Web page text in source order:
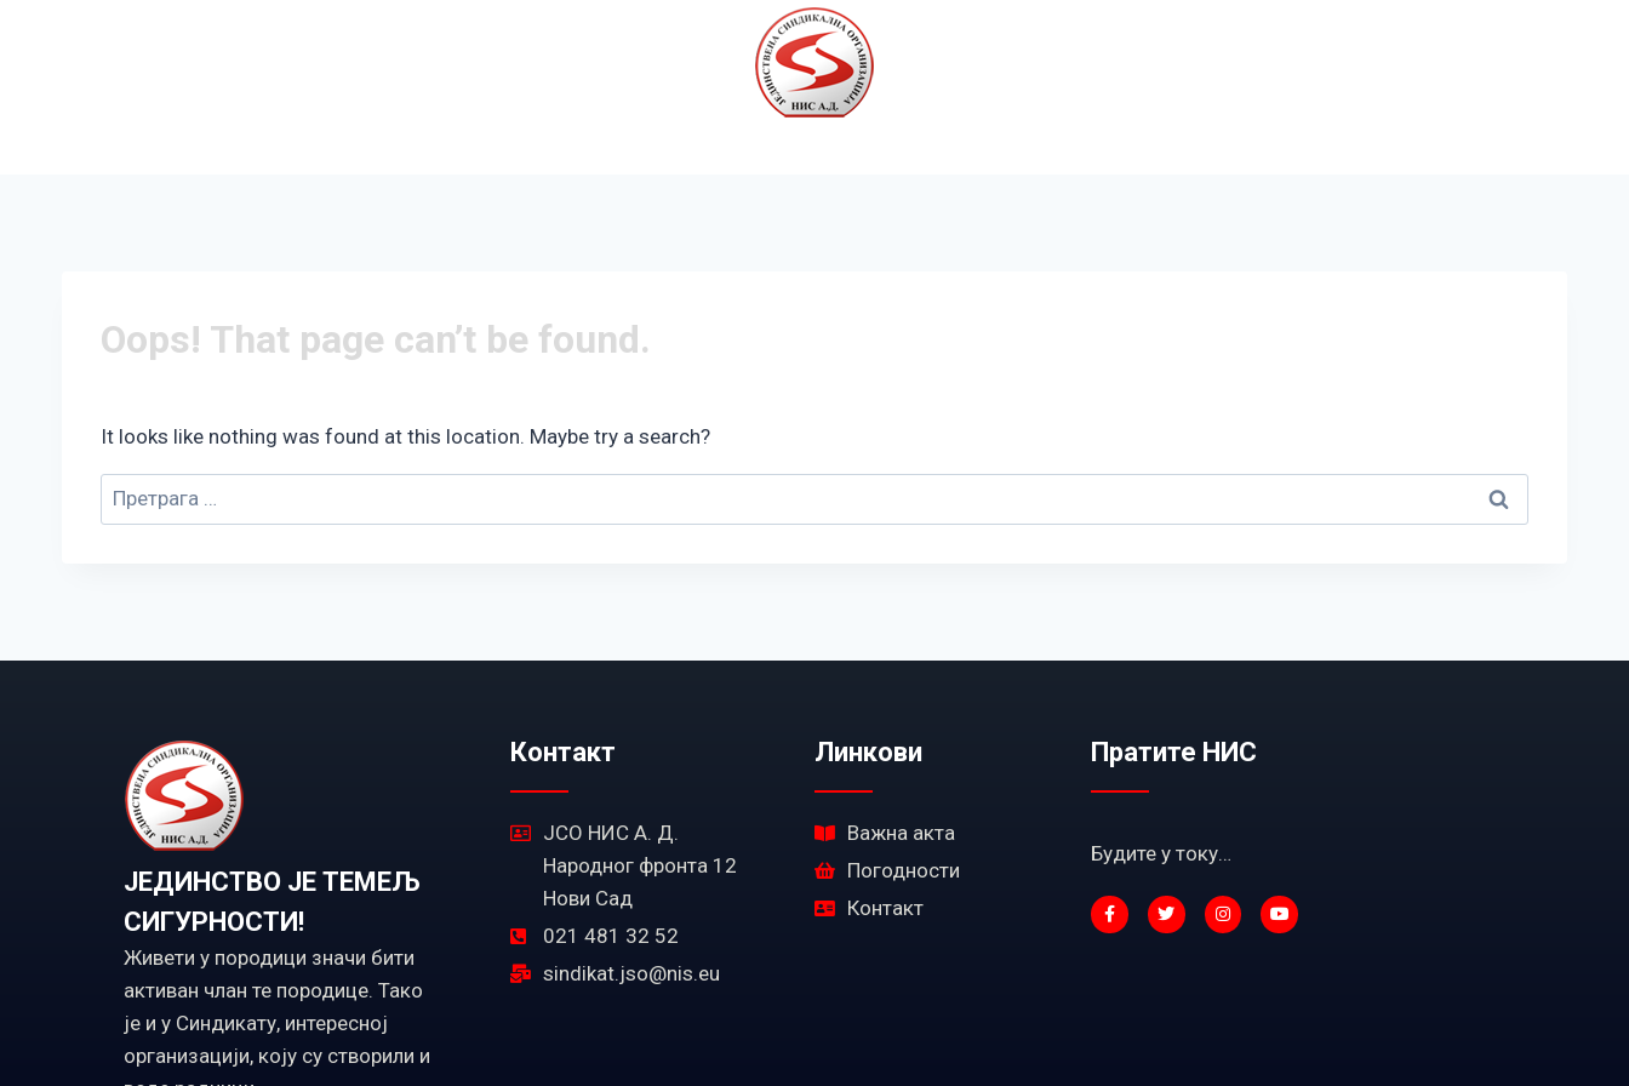
Oops! That page can’t be found.
It looks like nothing was found at this location. Maybe try a search?
ЈЕДИНСТВО ЈЕ ТЕМЕЉ
СИГУРНОСТИ!
Живети у породици значи бити
активан члан те породице. Тако
је и у Синдикату, интересној
организацији, коју су створили и
Контакт
ЈСО НИС А. Д.
Народног фронта 12
Нови Сад
021 481 32 52
sindikat.jso@nis.eu
Линкови
Важна акта
Погодности
Контакт
Пратите НИС
Будите у току…